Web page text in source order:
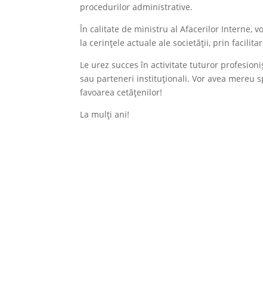
procedurilor administrative.
În calitate de ministru al Afacerilor Interne,
la cerințele actuale ale societății, prin
Le urez succes în activitate tuturor
sau parteneri instituționali. Vor avea mereu
favoarea cetățenilor!
La mulți ani!